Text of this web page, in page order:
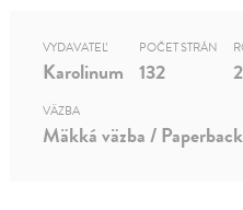
VYDAVATEĽ
Karolinum
POČET STRÁN
132
VÄZBA
Mäkká väzba / Paperback